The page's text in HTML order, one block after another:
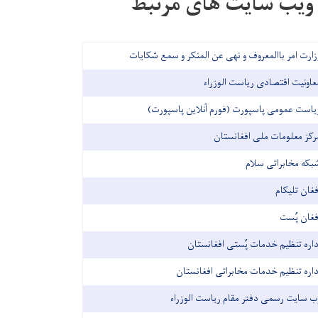
امر باالمعروف و نهی عن المنکر و سمع شکایات
اقتصادی ریاست الوزراء
عمومی پاسپورت (فورم آنلاین پاسپورت)
معلومات ملی افغانستان
مخابراتی سلام
تلیکام
پُست
تنظیم خدمات پُستی افغانستان
تنظیم خدمات مخابراتی افغانستان
سایت رسمی دفتر مقام ریاست الوزراء